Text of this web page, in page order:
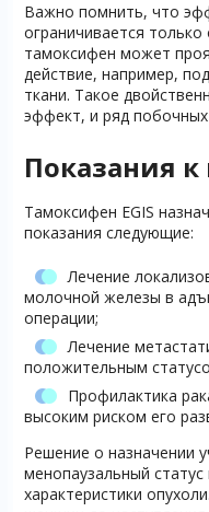
Важно помнить, что
ограничивается
тамоксифен может
действие, например,
ткани. Такое
эффект, и ряд побочных
Показания
Тамоксифен EGIS
показания следующие:
Лечение
молочной железы в
операции;
Лечение
положительным
Профилактика
высоким риском его
Решение о назначении
менопаузальный
характеристики